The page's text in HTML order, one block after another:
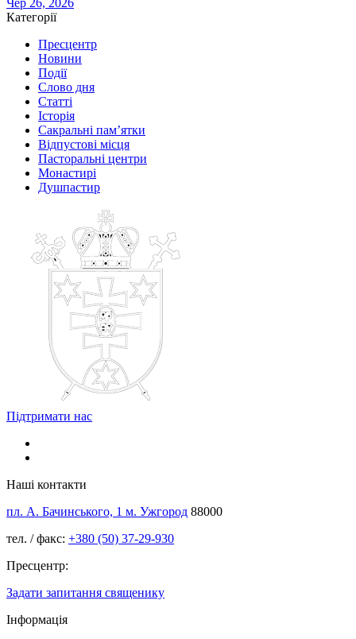
Чер 26, 2026
Категорії
Пресцентр
Новини
Події
Слово дня
Статті
Історія
Сакральні пам’ятки
Відпустові місця
Пасторальні центри
Монастирі
Душпастир
Підтримати нас
Наші контакти
пл. А. Бачинського, 1 м. Ужгород 88000
тел. / факс: +380 (50) 37-29-930
Пресцентр:
Задати запитання священику
Інформація